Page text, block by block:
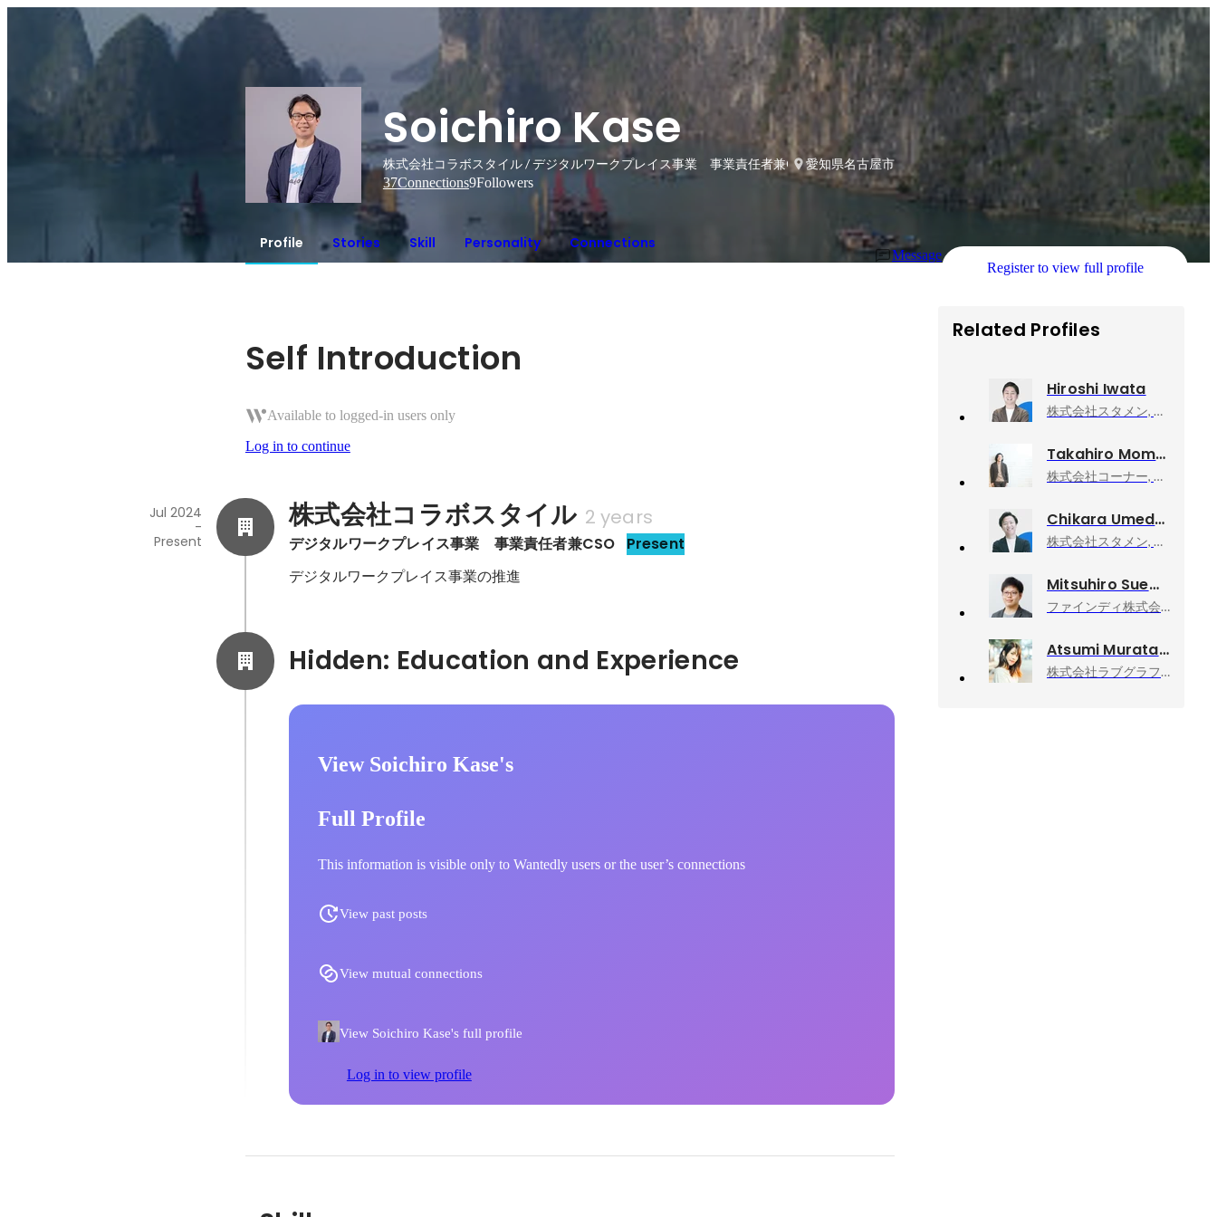
Soichiro Kase
株式会社コラボスタイル / デジタルワークプレイス事業 事業責任者兼CSO愛知県名古屋市
37Connections9Followers
Profile Stories Skill Personality Connections
Message
Register to view full profile
Self Introduction
Available to logged-in users only
Log in to continue
株式会社コラボスタイル 2 years
デジタルワークプレイス事業　事業責任者兼CSO Present
Jul 2024
-
Present
デジタルワークプレイス事業の推進
View Soichiro Kase's
Full Profile
This information is visible only to Wantedly users or the user’s connections
View past posts
View mutual connections
View Soichiro Kase's full profile
Log in to view profile
Related Profiles
Hiroshi Iwata
株式会社スタメン, 執行役員 VP of Sales
Takahiro Momma
株式会社コーナー, 代表取締役
Chikara UmedaChikara
株式会社スタメン, インサイドセールス部 部長
Mitsuhiro Suemoto
ファインディ株式会社, Findy Freelance事業部 事業部長
Atsumi Murata
株式会社ラブグラフ, Co-founder & CCO